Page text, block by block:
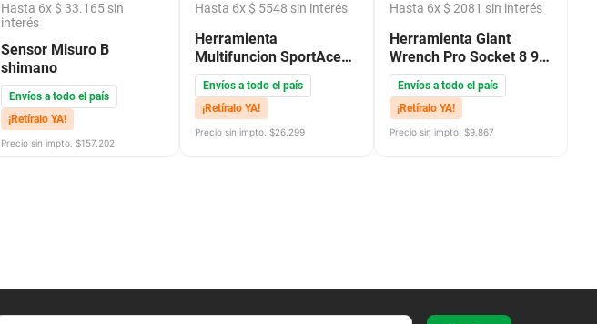
Hasta 6x $ 33.165sin
interés
Sensor Misuro B
shimano
Envíos a todo el país
¡Retíralo YA!
Precio sin impto. $157.202
Hasta 6x $ 5548 sin interés
Herramienta
Multifuncion SportAce
10 En 1 SA11
Envíos a todo el país
¡Retíralo YA!
Precio sin impto. $26.299
Hasta 6x $ 2081 sin interés
Herramienta Giant
Wrench Pro Socket 8 9
10
Envíos a todo el país
¡Retíralo YA!
Precio sin impto. $9.867